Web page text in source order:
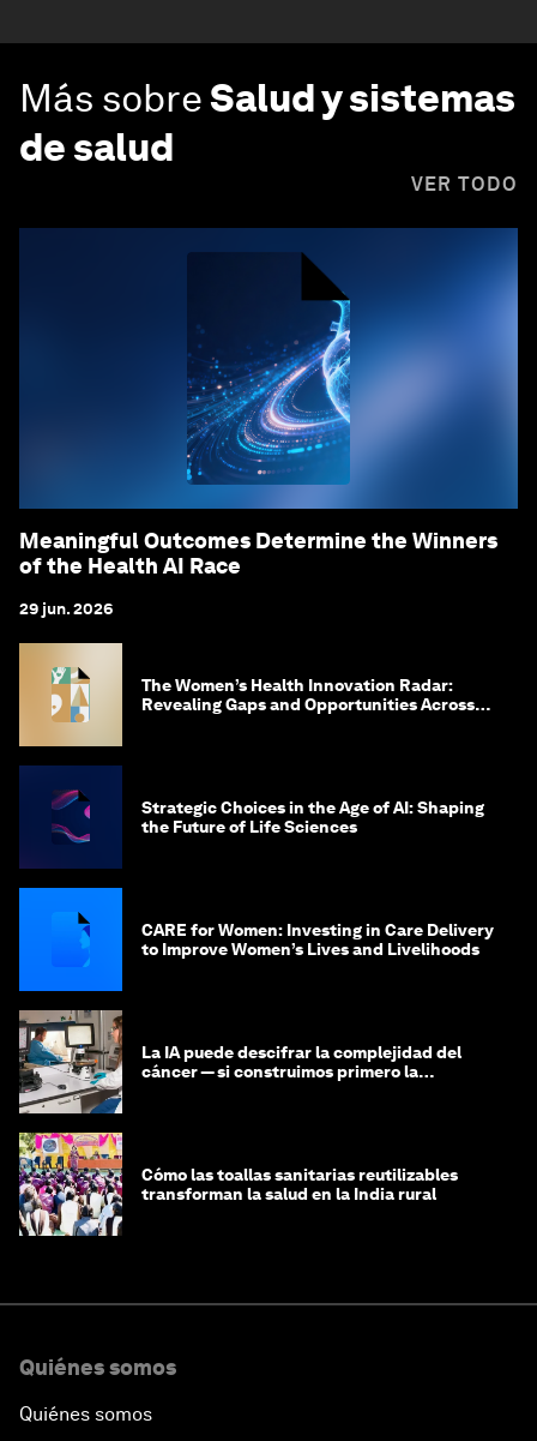
Más sobreSalud y sistemas
de salud
VER TODO
Meaningful Outcomes Determine the Winners
of the Health AI Race
29 jun. 2026
The Women’s Health Innovation Radar:
Revealing Gaps and Opportunities Across
Strategic Choices in the Age of AI: Shaping
the Future of Life Sciences
CARE for Women: Investing in Care Delivery
to Improve Women’s Lives and Livelihoods
La IA puede descifrar la complejidad del
cáncer — si construimos primero la
Cómo las toallas sanitarias reutilizables
transforman la salud en la India rural
Quiénes somos
Quiénes somos